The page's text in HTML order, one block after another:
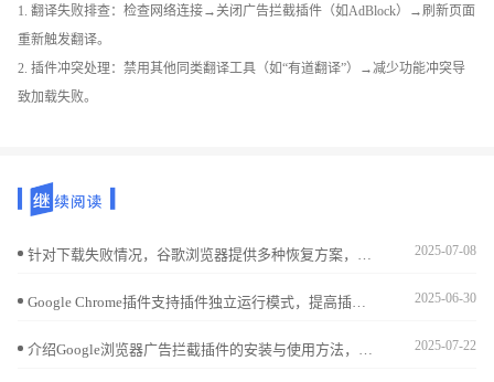
1. 翻译失败排查：检查网络连接→关闭广告拦截插件（如AdBlock）→刷新页面
重新触发翻译。
2. 插件冲突处理：禁用其他同类翻译工具（如“有道翻译”）→减少功能冲突导
致加载失败。
针对下载失败情况，谷歌浏览器提供多种恢复方案，帮助用户迅速恢复下载进度，提高成功率。 2025-07-08
Google Chrome插件支持插件独立运行模式，提高插件稳定性和兼容性，避免相互影响，提升浏览体验。 2025-06-30
介绍Google浏览器广告拦截插件的安装与使用方法，帮助用户轻松屏蔽烦人广告，营造清爽纯净的浏览环境。 2025-07-22